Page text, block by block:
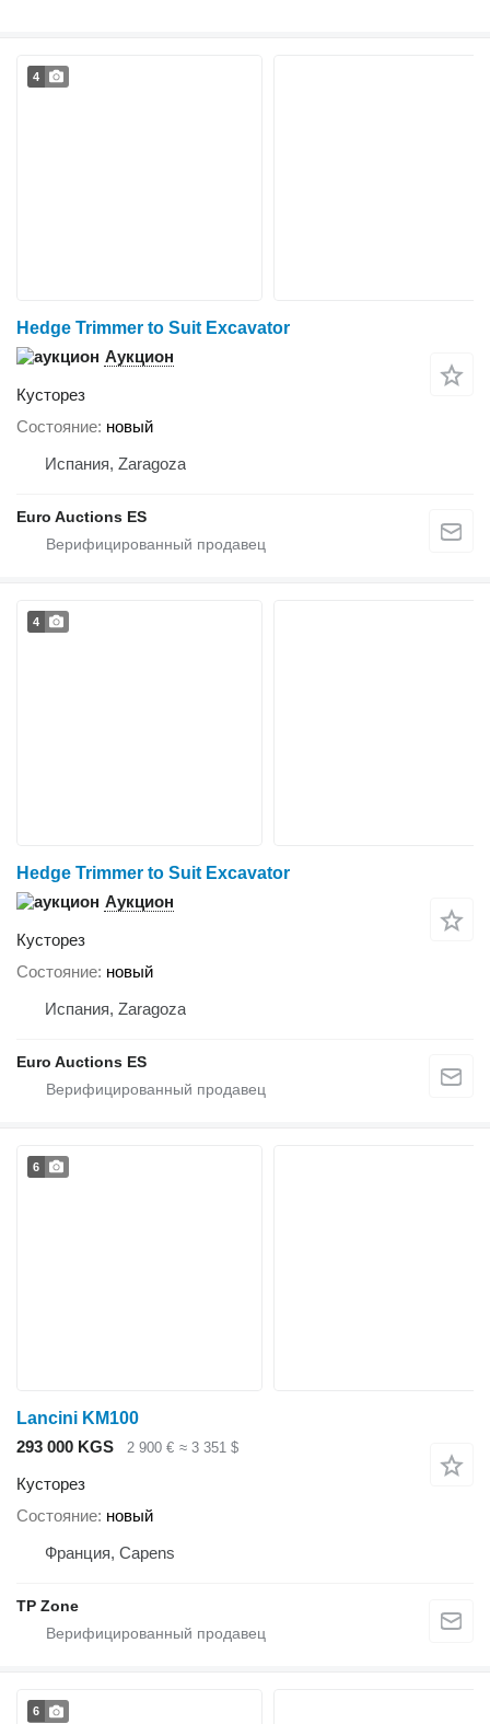
4
Hedge Trimmer to Suit Excavator
Аукцион
Кусторез
Состояние новый
Испания, Zaragoza
Euro Auctions ES
4
Hedge Trimmer to Suit Excavator
Аукцион
Кусторез
Состояние новый
Испания, Zaragoza
Euro Auctions ES
6
Lancini KM100
293 000 KGS
2 900 € ≈ 3 351 $
Кусторез
Состояние новый
Франция, Capens
TP Zone
6